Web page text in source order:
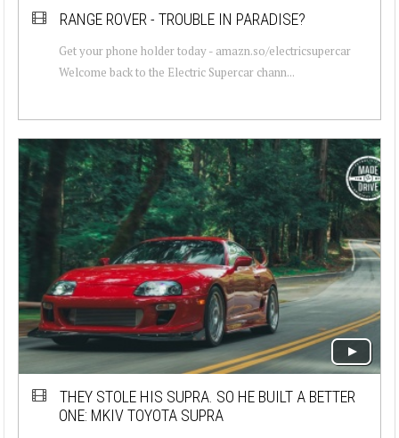
RANGE ROVER - TROUBLE IN PARADISE?
Get your phone holder today - amazn.so/electricsupercar
Welcome back to the Electric Supercar chann...
THEY STOLE HIS SUPRA. SO HE BUILT A BETTER
ONE: MKIV TOYOTA SUPRA